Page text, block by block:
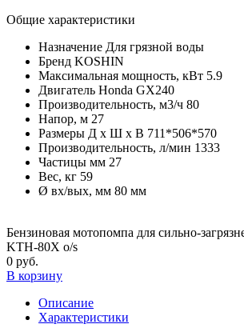
Общие характеристики
Назначение Для грязной воды
Бренд KOSHIN
Максимальная мощность, кВт 5.9
Двигатель Honda GX240
Производительность, м3/ч 80
Напор, м 27
Размеры Д х Ш х В 711*506*570
Производительность, л/мин 1333
Частицы мм 27
Вес, кг 59
Ø вх/вых, мм 80 мм
Бензиновая мотопомпа для сильно-
KTH-80X o/s
0 руб.
В корзину
Описание
Характеристики